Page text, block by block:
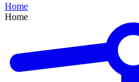
Home
Home